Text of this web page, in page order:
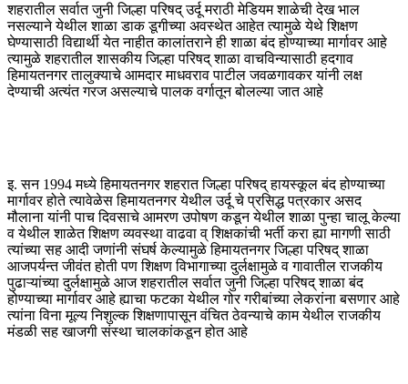
शहरातील सर्वात जुनी जिल्हा परिषद् उर्दू मराठी मेडियम शाळेची देख भाल
नसल्याने येथील शाळा डाक डूगीच्या अवस्थेत आहेत त्यामुळे येथे शिक्षण
घेण्यासाठी विद्यार्थी येत नाहीत कालांतराने ही शाळा बंद होण्याच्या मार्गावर आहे
त्यामुळे शहरातील शासकीय जिल्हा परिषद् शाळा वाचविन्यासाठी हदगाव
हिमायतनगर तालुक्याचे आमदार माधवराव पाटील जवळगावकर यांनी लक्ष
देण्याची अत्यंत गरज असल्याचे पालक वर्गातून बोलल्या जात आहे
इ. सन 1994 मध्ये हिमायतनगर शहरात जिल्हा परिषद् हायस्कूल बंद होण्याच्या
मार्गावर होते त्यावेळेस हिमायतनगर येथील उर्दू चे प्रसिद्ध पत्रकार असद
मौलाना यांनी पाच दिवसाचे आमरण उपोषण कडून येथील शाळा पुन्हा चालू केल्या
व येथील शाळेत शिक्षण व्यवस्था वाढवा व् शिक्षकांची भर्ती करा ह्या मागणी साठी
त्यांच्या सह आदी जणांनी संघर्ष केल्यामुळे हिमायतनगर जिल्हा परिषद् शाळा
आजपर्यन्त जीवंत होती पण शिक्षण विभागाच्या दुर्लक्षामुळे व गावातील राजकीय
पुढाऱ्यांच्या दुर्लक्षामुळे आज शहरातील सर्वात जुनी जिल्हा परिषद् शाळा बंद
होण्याच्या मार्गावर आहे ह्याचा फटका येथील गोर गरीबांच्या लेकरांना बसणार आहे
त्यांना विना मूल्य निशुल्क शिक्षणापासून वंचित ठेवन्याचे काम येथील राजकीय
मंडळी सह खाजगी संस्था चालकांकडून होत आहे